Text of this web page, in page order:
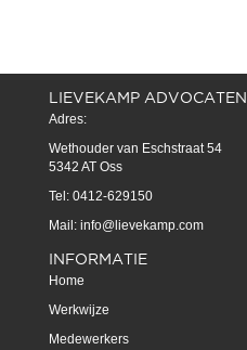
LIEVEKAMP ADVOCATEN
Adres:
Wethouder van Eschstraat 54
5342 AT Oss
Tel: 0412-629150
Mail: info@lievekamp.com
INFORMATIE
Home
Werkwijze
Medewerkers